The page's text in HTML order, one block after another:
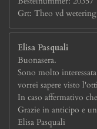
Grt: Theo vd wetering
Elisa Pasquali
Buonasera.
Sono molto
vorrei sapere visto
In caso affermativo
Grazie in anticipo e
Elisa Pasquali